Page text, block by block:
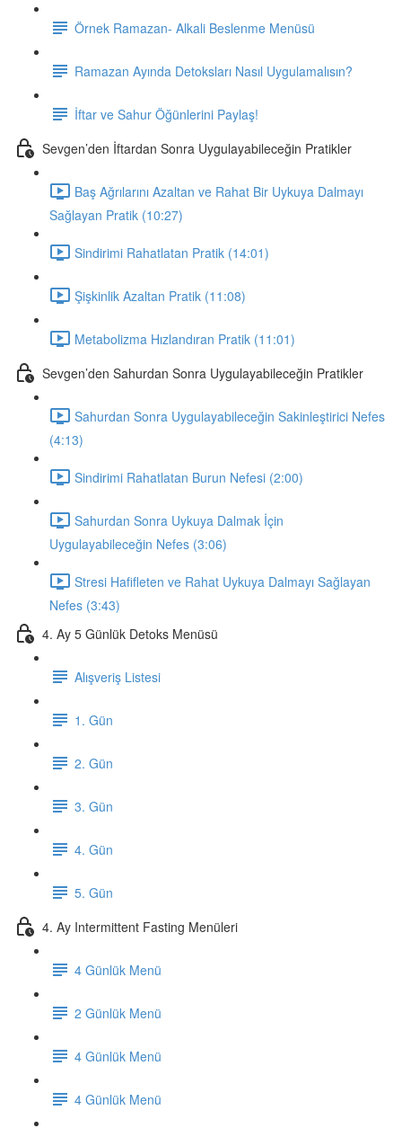
Örnek Ramazan- Alkali Beslenme Menüsü
Ramazan Ayında Detoksları Nasıl Uygulamalısın?
İftar ve Sahur Öğünlerini Paylaş!
Sevgen’den İftardan Sonra Uygulayabileceğin Pratikler
Baş Ağrılarını Azaltan ve Rahat Bir Uykuya Dalmayı
Sağlayan Pratik (10:27)
Sindirimi Rahatlatan Pratik (14:01)
Şişkinlik Azaltan Pratik (11:08)
Metabolizma Hızlandıran Pratik (11:01)
Sevgen’den Sahurdan Sonra Uygulayabileceğin Pratikler
Sahurdan Sonra Uygulayabileceğin Sakinleştirici Nefes
(4:13)
Sindirimi Rahatlatan Burun Nefesi (2:00)
Sahurdan Sonra Uykuya Dalmak İçin
Uygulayabileceğin Nefes (3:06)
Stresi Hafifleten ve Rahat Uykuya Dalmayı Sağlayan
Nefes (3:43)
4. Ay 5 Günlük Detoks Menüsü
Alışveriş Listesi
1. Gün
2. Gün
3. Gün
4. Gün
5. Gün
4. Ay Intermittent Fasting Menüleri
4 Günlük Menü
2 Günlük Menü
4 Günlük Menü
4 Günlük Menü